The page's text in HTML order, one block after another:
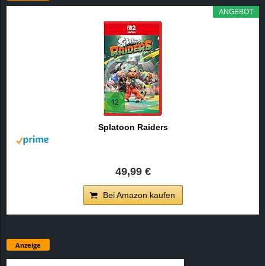
ANGEBOT
Splatoon Raiders
49,99 €
Bei Amazon kaufen
Anzeige